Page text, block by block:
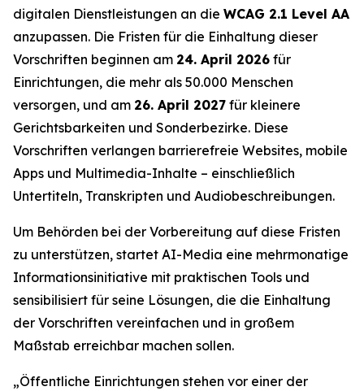
digitalen Dienstleistungen an die WCAG 2.1 Level AA
anzupassen. Die Fristen für die Einhaltung dieser
Vorschriften beginnen am 24. April 2026 für
Einrichtungen, die mehr als 50.000 Menschen
versorgen, und am 26. April 2027 für kleinere
Gerichtsbarkeiten und Sonderbezirke. Diese
Vorschriften verlangen barrierefreie Websites, mobile
Apps und Multimedia-Inhalte – einschließlich
Untertiteln, Transkripten und Audiobeschreibungen.
Um Behörden bei der Vorbereitung auf diese Fristen
zu unterstützen, startet AI-Media eine mehrmonatige
Informationsinitiative mit praktischen Tools und
sensibilisiert für seine Lösungen, die die Einhaltung
der Vorschriften vereinfachen und in großem
Maßstab erreichbar machen sollen.
„Öffentliche Einrichtungen stehen vor einer der